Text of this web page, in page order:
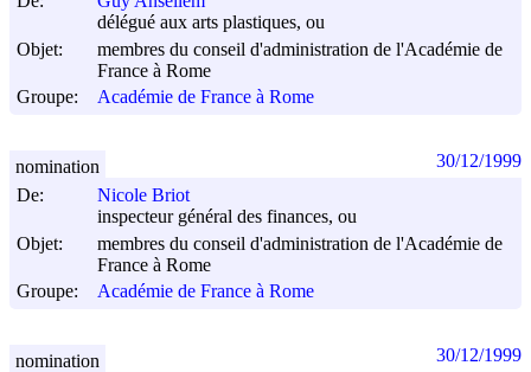
délégué aux arts plastiques, ou
Objet:
membres du conseil d'administration de l'Académie de
France à Rome
Groupe:
Académie de France à Rome
De:
Nicole Briot
inspecteur général des finances, ou
Objet:
membres du conseil d'administration de l'Académie de
France à Rome
Groupe:
Académie de France à Rome
nomination 30/12/1999
nomination 30/12/1999